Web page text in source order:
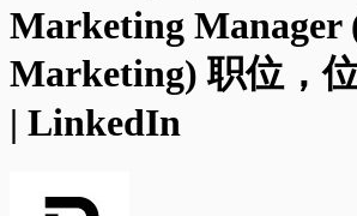
Marketing Manager
Marketing) 职位，
| LinkedIn